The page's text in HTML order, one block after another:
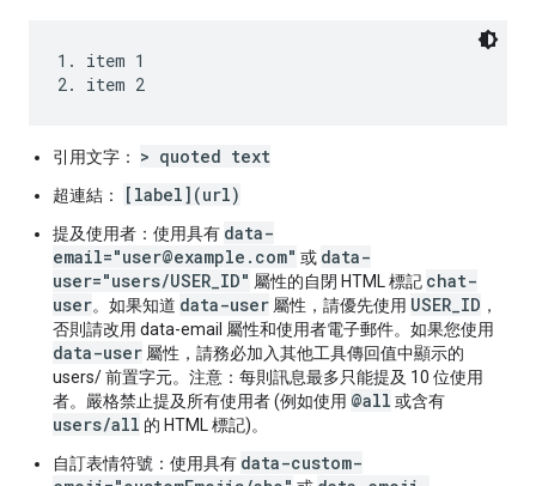
1. item 1
引用文字： > quoted text
超連結： [label](url)
提及使用者： 使用具有 data-
email="user@example.com" 或 data-
user="users/USER_ID" 屬性的自閉 HTML 標記 chat-
user。如果知道 data-user 屬性，請優先使用 USER_ID ，
否則請改用 data-email 屬性和使用者電子郵件。如果您使用
data-user 屬性，請務必加入其他工具傳回值中顯示的
users/ 前置字元。注意：每則訊息最多只能提及 10 位使用
者。嚴格禁止提及所有使用者 (例如使用 @all 或含有
users/all 的 HTML 標記)。
自訂表情符號： 使用具有 data-custom-